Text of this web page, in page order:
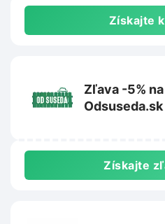
Získajte
Zľava -5%
Odsuseda.sk
Získajte